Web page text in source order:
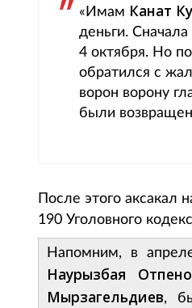
«Имам Канат
деньги.
4 октября. Но
обратился с
ворон ворону
были
После этого аксакал
190 Уголовного
Напомним, в
Наурызбая
Мырзагельдиев,